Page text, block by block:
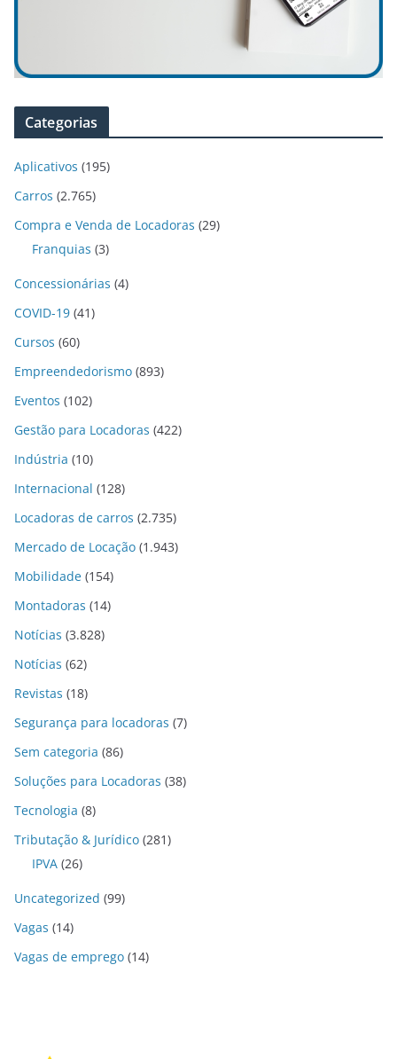
Categorias
Aplicativos (195)
Carros (2.765)
Compra e Venda de Locadoras (29)
Franquias (3)
Concessionárias (4)
COVID-19 (41)
Cursos (60)
Empreendedorismo (893)
Eventos (102)
Gestão para Locadoras (422)
Indústria (10)
Internacional (128)
Locadoras de carros (2.735)
Mercado de Locação (1.943)
Mobilidade (154)
Montadoras (14)
Notícias (3.828)
Notícias (62)
Revistas (18)
Segurança para locadoras (7)
Sem categoria (86)
Soluções para Locadoras (38)
Tecnologia (8)
Tributação & Jurídico (281)
IPVA (26)
Uncategorized (99)
Vagas (14)
Vagas de emprego (14)